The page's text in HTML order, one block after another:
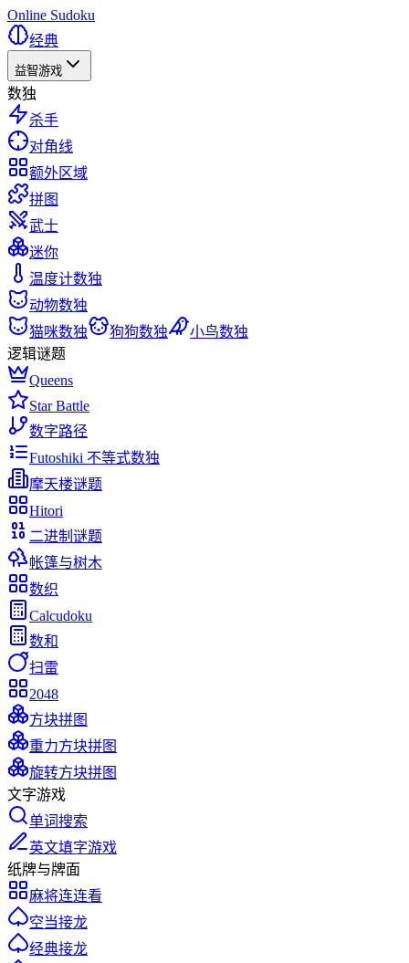
Online Sudoku
经典
益智游戏
数独
杀手
对角线
额外区域
拼图
武士
迷你
温度计数独
动物数独
猫咪数独
狗狗数独
小鸟数独
逻辑谜题
Queens
Star Battle
数字路径
Futoshiki 不等式数独
摩天楼谜题
Hitori
二进制谜题
帐篷与树木
数织
Calcudoku
数和
扫雷
2048
方块拼图
重力方块拼图
旋转方块拼图
文字游戏
单词搜索
英文填字游戏
纸牌与牌面
麻将连连看
空当接龙
经典接龙